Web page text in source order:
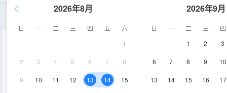
2026年8月
日 一 二 三 四 五
六
1
2 3 4 5 6 7 8
9 10 11 12 13 14 15
2026年9月
日 一 二 三
四
1
2 3
6 7 8 9 10
13 14 15 16 17